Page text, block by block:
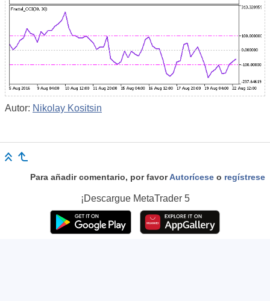
Autor: Nikolay Kositsin
Para añadir comentario, por favorAutorícese o regístrese
¡Descargue MetaTrader 5